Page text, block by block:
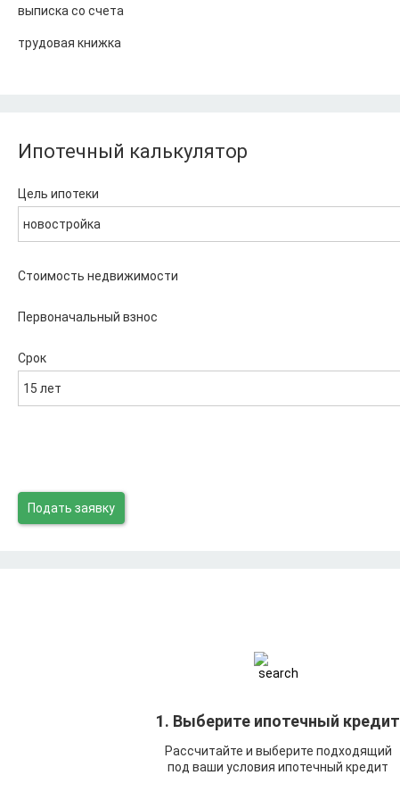
выписка со счета
трудовая книжка
Ипотечный калькулятор
Цель ипотеки
новостройка
Стоимость недвижимости
Первоначальный взнос
Срок
15 лет
Подать заявку
1. Выберите ипотечный кредит
Рассчитайте и выберите подходящий
под ваши условия ипотечный кредит